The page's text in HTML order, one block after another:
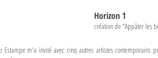
Estampe m'a invité avec cinq autres artistes contemporains
Horizon 1
création de "Appâter les